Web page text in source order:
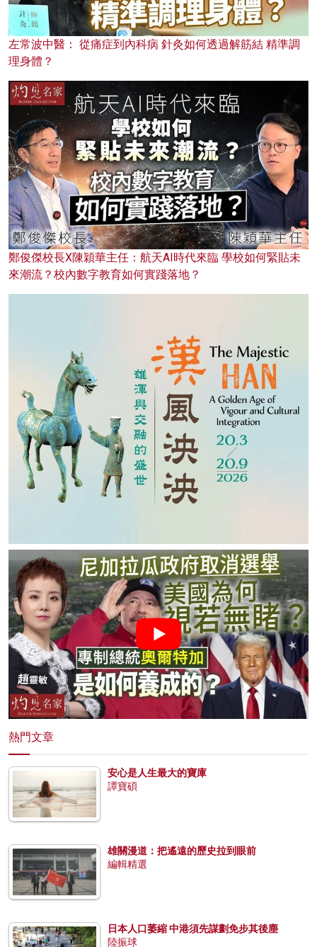
左常波中醫： 從痛症到內科病 針灸如何透過解筋結 精準調
理身體？
鄭俊傑校長X陳穎華主任：航天AI時代來臨 學校如何緊貼未
來潮流？校內數字教育如何實踐落地？
熱門文章
安心是人生最大的寶庫
譚寶碩
雄關漫道：把遙遠的歷史拉到眼前
編輯精選
日本人口萎縮 中港須先謀劃免步其後塵
陸振球